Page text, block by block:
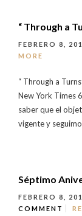
“ Through a
FEBRERO 8,
MORE
“ Through a
New York Times
saber que el
vigente y
Séptimo
FEBRERO 8,
COMMENT